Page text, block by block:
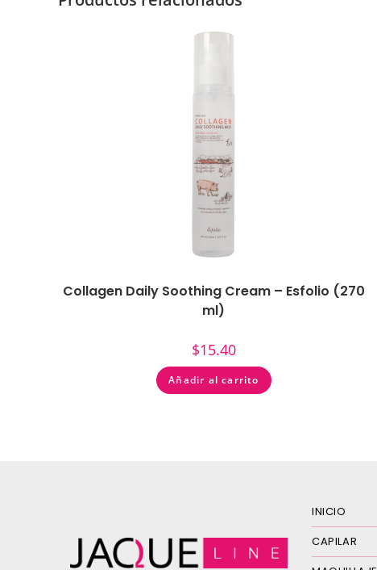
Collagen Daily Soothing Cream – Esfolio (270
ml)
$15.40
Añadir al carrito
INICIO
CAPILAR